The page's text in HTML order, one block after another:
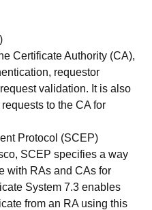
Certificate Authority (CA),
requestor
validation. It is also
to the CA for
Protocol (SCEP)
SCEP specifies a way
with RAs and CAs for
System 7.3 enables
from an RA using this